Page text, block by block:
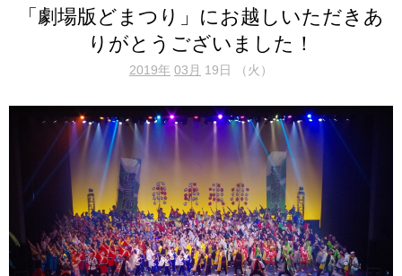
「劇場版どまつり」にお越しいただきあ
りがとうございました！
2019年 03月 19日 （火）